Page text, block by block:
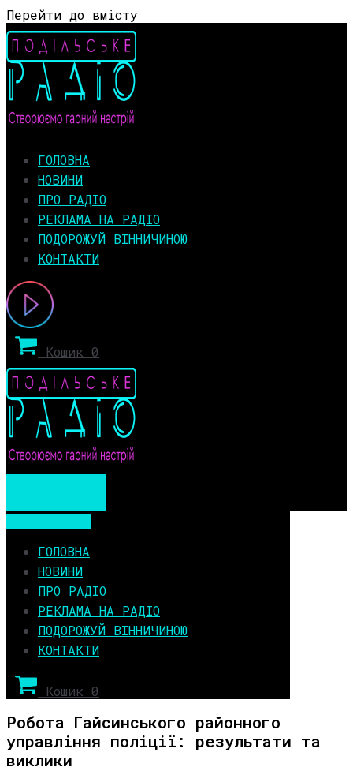
Перейти до вмісту
ГОЛОВНА
НОВИНИ
ПРО РАДІО
РЕКЛАМА НА РАДІО
ПОДОРОЖУЙ ВІННИЧИНОЮ
КОНТАКТИ
Кошик 0
ГОЛОВНА
НОВИНИ
ПРО РАДІО
РЕКЛАМА НА РАДІО
ПОДОРОЖУЙ ВІННИЧИНОЮ
КОНТАКТИ
Кошик 0
Робота Гайсинського районного
управління поліції: результати та
виклики